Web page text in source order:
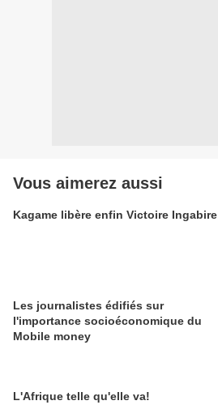
Vous aimerez aussi
Kagame libère enfin Victoire Ingabire
Les journalistes édifiés sur
l'importance socioéconomique du
Mobile money
L'Afrique telle qu'elle va!